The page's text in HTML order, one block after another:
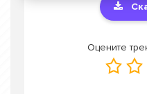
Оцените